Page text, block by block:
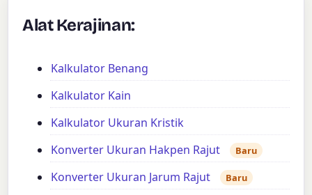
Alat Kerajinan:
Kalkulator Benang
Kalkulator Kain
Kalkulator Ukuran Kristik
Konverter Ukuran Hakpen Rajut
Baru
Konverter Ukuran Jarum Rajut Baru